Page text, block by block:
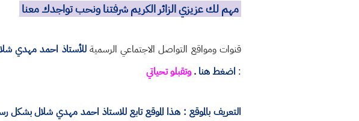
مهم لك عزيزي الزائر الكريم شرفتنا ونحب تواجدك معنا
قنوات ومواقع التواصل الاجتماعي الرسميةللأستاذ احمد مهدي
: اضغط هنا .وتقبلو تحياتي
التعريف بالموقع : هذا الموقع تابع للاستاذ احمد مهدي شلال